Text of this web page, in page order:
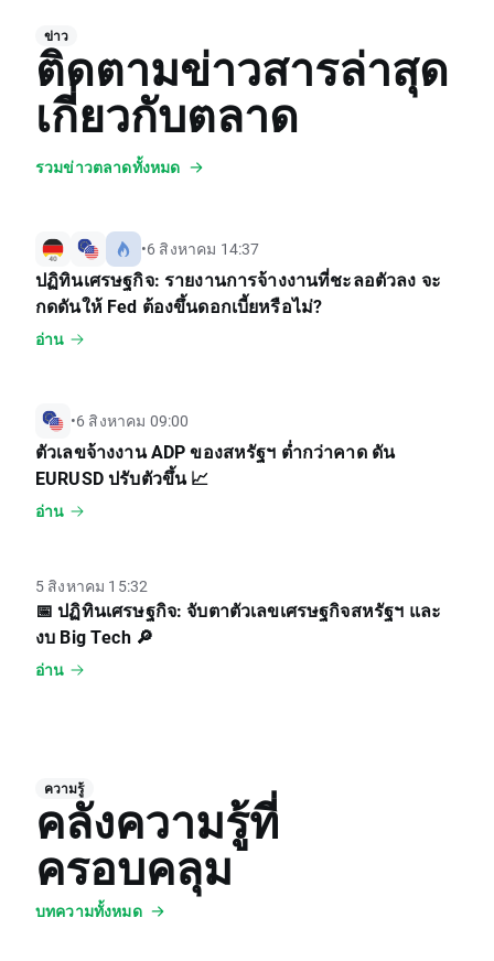
ข่าว
ติดตามข่าวสารล่าสุด
เกี่ยวกับตลาด
รวมข่าวตลาดทั้งหมด
•6 สิงหาคม 14:37
ปฏิทินเศรษฐกิจ: รายงานการจ้างงานที่ชะลอตัวลง จะ
กดดันให้ Fed ต้องขึ้นดอกเบี้ยหรือไม่?
อ่าน
•6 สิงหาคม 09:00
ตัวเลขจ้างงาน ADP ของสหรัฐฯ ต่ำกว่าคาด ดัน
EURUSD ปรับตัวขึ้น 📈
อ่าน
5 สิงหาคม 15:32
📅 ปฏิทินเศรษฐกิจ: จับตาตัวเลขเศรษฐกิจสหรัฐฯ และ
งบ Big Tech 🔎
อ่าน
ความรู้
คลังความรู้ที่
ครอบคลุม
บทความทั้งหมด